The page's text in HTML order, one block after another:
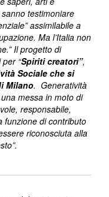
testimoniare
assimilabile a
Ma l’Italia non
Il progetto di
“Spiriti creatori”,
Sociale che si
Milano. Generatività
messa in moto di
responsabile,
funzione di contributo
riconosciuta alla